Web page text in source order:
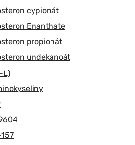
cypionát
Enanthate
propionát
undekanoát
L)